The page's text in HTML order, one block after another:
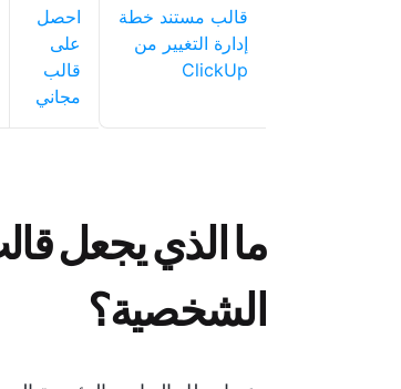
قالب مستند خطة
إدارة التغيير من
ClickUp
احصل
على
قالب
مجاني
الشخصية؟